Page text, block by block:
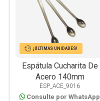
¡ÚLTIMAS UNIDADES!
Espátula Cucharita De
Acero 140mm
ESP_ACE_9016
Consulte por WhatsApp